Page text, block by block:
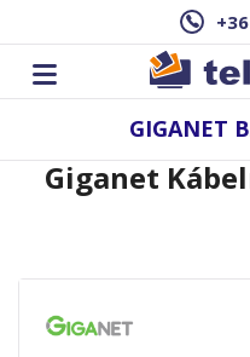
GIGANET
Giganet